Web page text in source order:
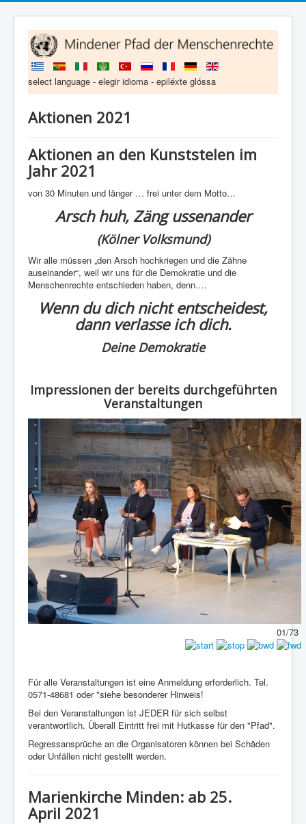
select language - elegir idioma - epiléxte glóssa
Aktionen 2021
Aktionen an den Kunststelen im
Jahr 2021
von 30 Minuten und länger … frei unter dem Motto…
Arsch huh, Zäng ussenander
(Kölner Volksmund)
Wir alle müssen „den Arsch hochkriegen und die Zähne
auseinander“, weil wir uns für die Demokratie und die
Menschenrechte entschieden haben, denn….
Wenn du dich nicht entscheidest,
dann verlasse ich dich.
Deine Demokratie
Impressionen der bereits durchgeführten
Veranstaltungen
01/73
Für alle Veranstaltungen ist eine Anmeldung erforderlich. Tel.
0571-48681 oder *siehe besonderer Hinweis!
Bei den Veranstaltungen ist JEDER für sich selbst
verantwortlich. Überall Eintritt frei mit Hutkasse für den "Pfad".
Regressansprüche an die Organisatoren können bei Schäden
oder Unfällen nicht gestellt werden.
Marienkirche Minden: ab 25.
April 2021